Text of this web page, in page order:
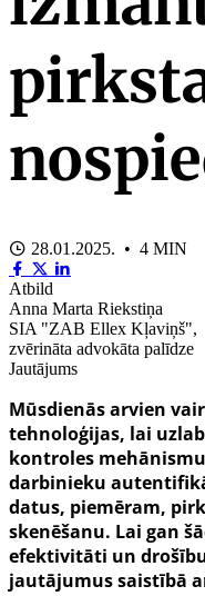
28.01.2025. • 4 MIN
Atbild
Anna Marta Riekstiņa
SIA "ZAB Ellex Kļaviņš",
zvērināta advokāta palīdze
Jautājums
Mūsdienās arvien
tehnoloģijas, lai
kontroles
darbinieku
datus, piemēram,
skenēšanu. Lai gan
efektivitāti un
jautājumus saistībā